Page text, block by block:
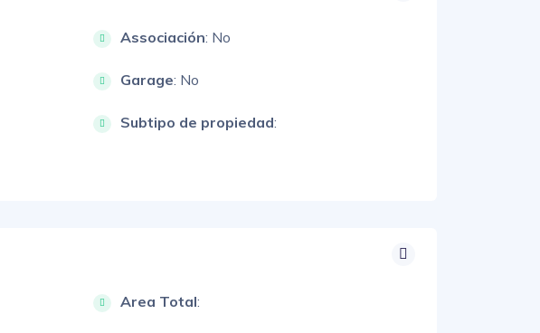
Associación: No
Garage: No
Subtipo de propiedad:
Area Total: